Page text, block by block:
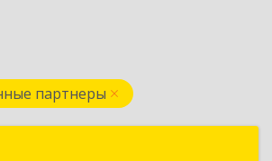
партнеры